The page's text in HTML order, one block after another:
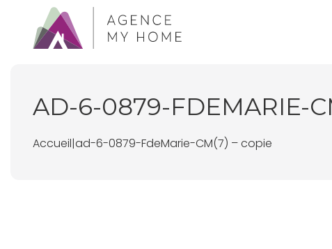
AD-6-0879-FDEMARIE-
Accueil|ad-6-0879-FdeMarie-CM(7) – copie